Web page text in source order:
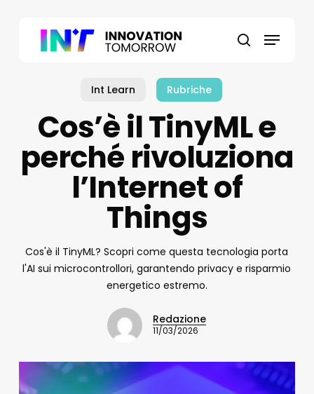
search
Menu
Int Learn Rubriche
Cos’è il TinyML e
perché rivoluziona
l’Internet of
Things
Cos'è il TinyML? Scopri come questa tecnologia porta
l'AI sui microcontrollori, garantendo privacy e risparmio
energetico estremo.
Redazione
11/03/2026